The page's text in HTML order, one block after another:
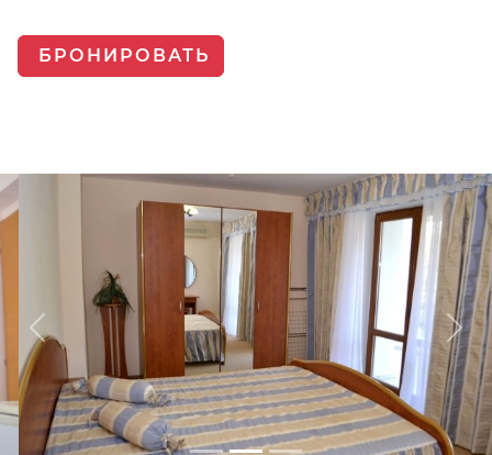
БРОНИРОВАТЬ
Previous Next